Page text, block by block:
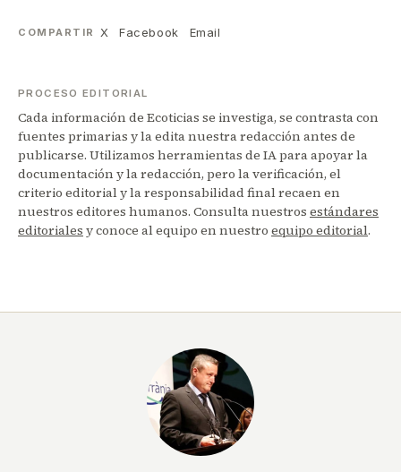
COMPARTIR X Facebook Email
PROCESO EDITORIAL
Cada información de Ecoticias se investiga, se contrasta con
fuentes primarias y la edita nuestra redacción antes de
publicarse. Utilizamos herramientas de IA para apoyar la
documentación y la redacción, pero la verificación, el
criterio editorial y la responsabilidad final recaen en
nuestros editores humanos. Consulta nuestros estándares
editoriales y conoce al equipo en nuestro equipo editorial.